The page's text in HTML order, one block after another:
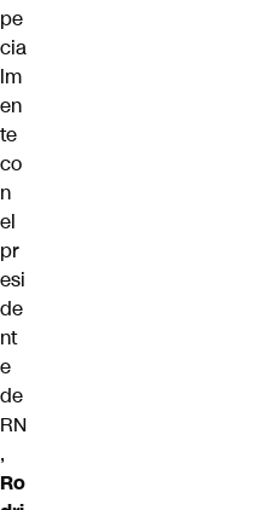
pe
cia
lm
en
te
co
n
el
pr
esi
de
nt
e
de
RN
,
Ro